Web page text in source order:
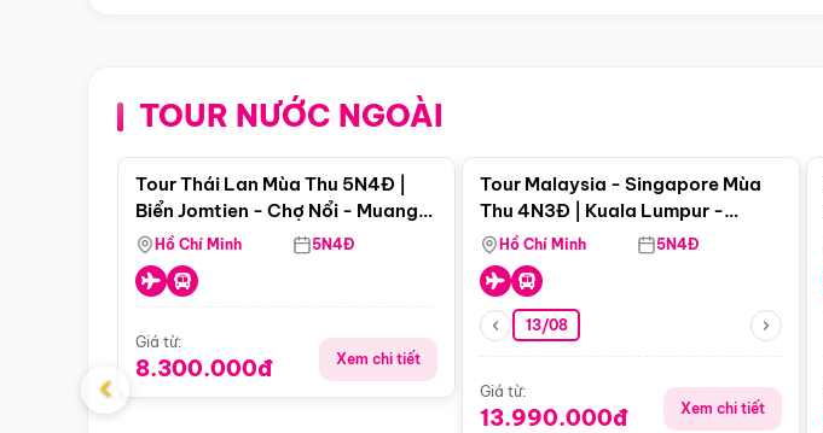
TOUR NƯỚC NGOÀI
Điểm nổi bật
Tour Thái Lan Mùa Thu 5N4Đ |
Biển Jomtien - Chợ Nổi - Muang
Boran - Suanthai (Bay Vietnam
Airlines)
Hồ Chí Minh 5N4Đ
Giá từ:
8.300.000đ Xem chi tiết
Tour Malaysia - Singapore Mùa
Thu 4N3Đ | Kuala Lumpur -
Malacca - Johor Baru -
Singapore
Hồ Chí Minh 5N4Đ
13/08
Giá từ:
13.990.000đ Xem chi tiết
‹